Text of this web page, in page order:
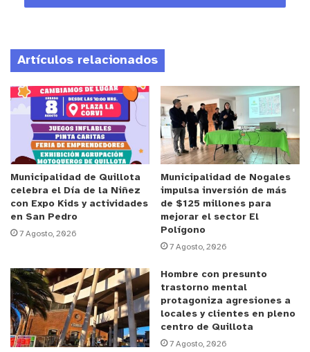
organización, además de kits Arduino para el
Un aspecto destacado de este desafío fue la
inclusión de, al menos, una mujer en cada equipo,
promoviendo la diversidad de género en el ámbito
tecnológico. Los participantes demostraron un
nivel sobresaliente de ingenio y creatividad, lo que
planteó un verdadero desafío para el jurado,
compuesto por María Eugenia Alvarado, experta en
sistemas satelitales, y los profesores Carlos
Antillanca y Reinaldo Espinoza.
Fomentar la ciencia
Diego Romero del Departamento DIMA y uno de los
organizadores explicó que el desafío consistía en
Artículos relacionados
Municipalidad de Quillota
celebra el Día de la Niñez
con Expo Kids y actividades
en San Pedro
7 Agosto, 2026
Municipalidad de Nogales
impulsa inversión de más
de $125 millones para
mejorar el sector El
Polígono
7 Agosto, 2026
Hombre con presunto
trastorno mental
protagoniza agresiones a
locales y clientes en pleno
centro de Quillota
7 Agosto, 2026